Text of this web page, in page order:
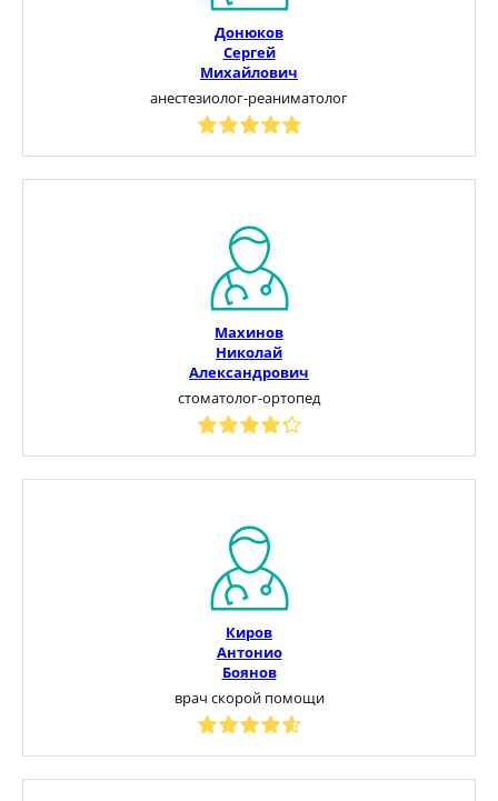
Донюков
Сергей
Михайлович
анестезиолог-реаниматолог
Махинов
Николай
Александрович
стоматолог-ортопед
Киров
Антонио
Боянов
врач скорой помощи